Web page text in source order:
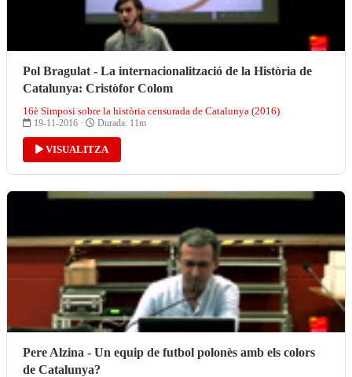
Pol Bragulat - La internacionalització de la Història de
Catalunya: Cristòfor Colom
16è Simposi sobre la història censurada de Catalunya (2016)
19-11-2016 · Durada: 11m
VISUALITZA
Pere Alzina - Un equip de futbol polonès amb els colors
de Catalunya?